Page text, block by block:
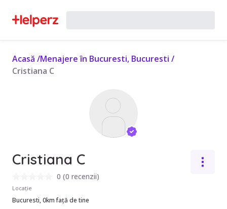
Acasă /Menajere în Bucuresti, Bucuresti /
Cristiana C
Cristiana C
0 (0 recenzii)
Locație
Bucuresti, 0km față de tine